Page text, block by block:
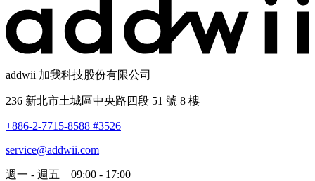
addwii 加我科技股份有限公司
236 新北市土城區中央路四段 51 號 8 樓
+886-2-7715-8588 #3526
service@addwii.com
週一 - 週五 09:00 - 17:00